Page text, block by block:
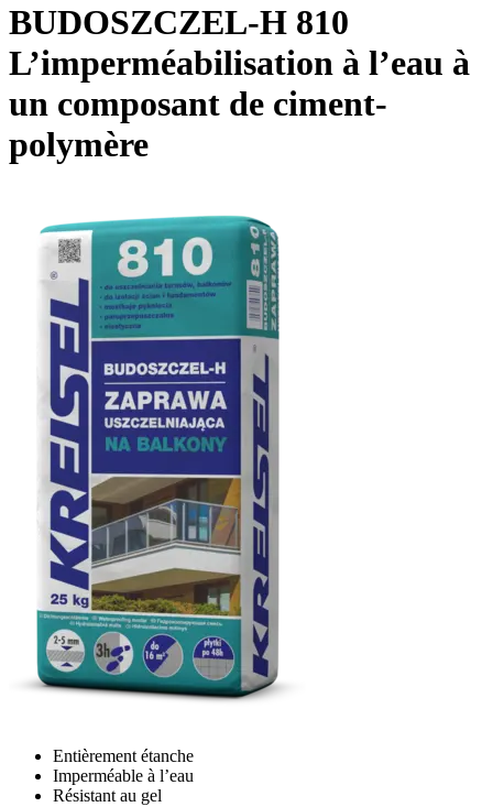
BUDOSZCZEL-H 810
L’imperméabilisation à l’eau à
un composant de ciment-
polymère
Entièrement étanche
Imperméable à l’eau
Résistant au gel